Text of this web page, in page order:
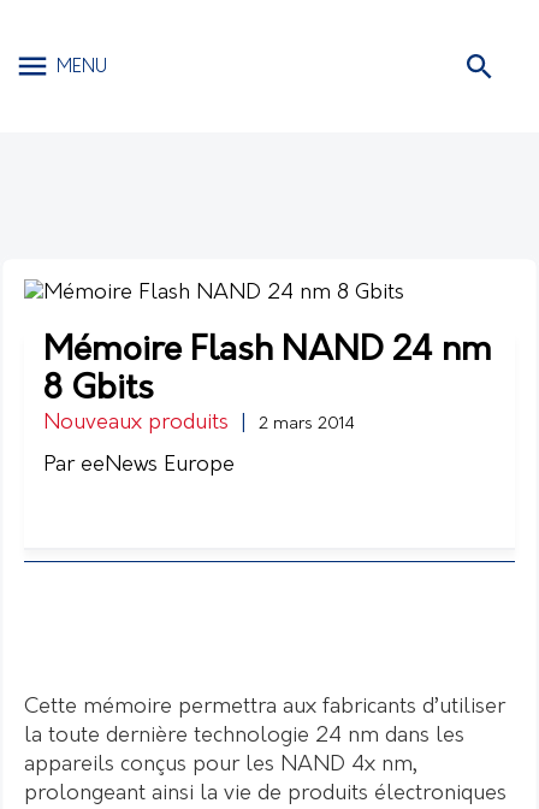
MENU
Mémoire Flash NAND 24 nm
8 Gbits
Nouveaux produits 2 mars 2014
Par eeNews Europe
Cette mémoire permettra aux fabricants d’utiliser
la toute dernière technologie 24 nm dans les
appareils conçus pour les NAND 4x nm,
prolongeant ainsi la vie de produits électroniques